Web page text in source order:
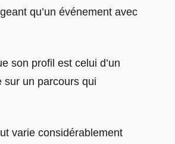
qu’un événement avec
son profil est celui d’un
sur un parcours qui
varie considérablement